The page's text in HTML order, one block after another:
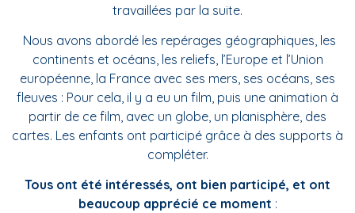
travaillées par la suite.
Nous avons abordé les repérages géographiques, les
continents et océans, les reliefs, l’Europe et l’Union
européenne, la France avec ses mers, ses océans, ses
fleuves : Pour cela, il y a eu un film, puis une animation à
partir de ce film, avec un globe, un planisphère, des
cartes. Les enfants ont participé grâce à des supports à
compléter.
Tous ont été intéressés, ont bien participé, et ont
beaucoup apprécié ce moment :